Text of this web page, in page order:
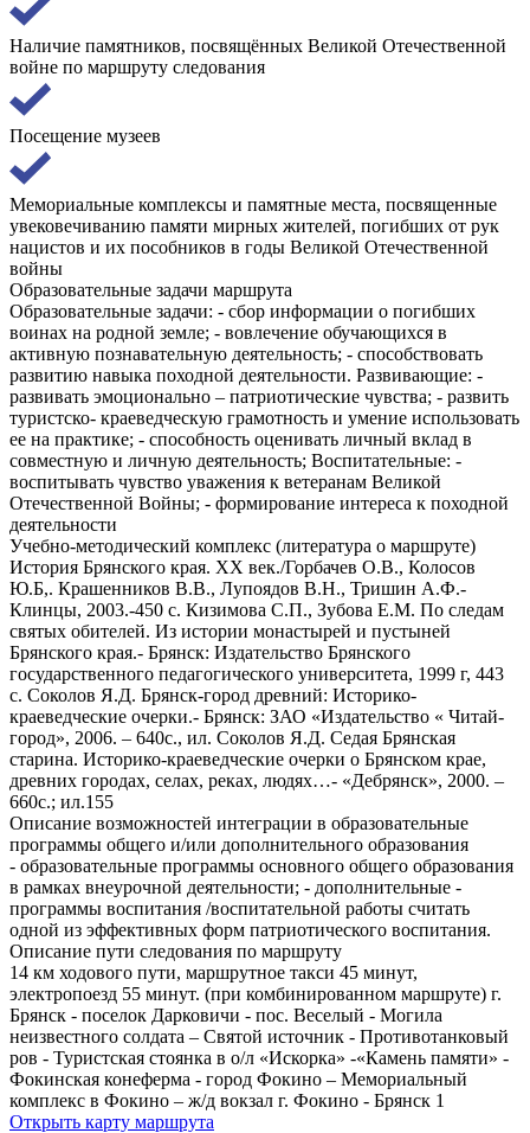
Наличие памятников, посвящённых Великой Отечественной
войне по маршруту следования
Посещение музеев
Мемориальные комплексы и памятные места, посвященные
увековечиванию памяти мирных жителей, погибших от рук
нацистов и их пособников в годы Великой Отечественной
войны
Образовательные задачи маршрута
Образовательные задачи: - сбор информации о погибших
воинах на родной земле; - вовлечение обучающихся в
активную познавательную деятельность; - способствовать
развитию навыка походной деятельности. Развивающие: -
развивать эмоционально – патриотические чувства; - развить
туристско- краеведческую грамотность и умение использовать
ее на практике; - способность оценивать личный вклад в
совместную и личную деятельность; Воспитательные: -
воспитывать чувство уважения к ветеранам Великой
Отечественной Войны; - формирование интереса к походной
деятельности
Учебно-методический комплекс (литература о маршруте)
История Брянского края. ХХ век./Горбачев О.В., Колосов
Ю.Б,. Крашенников В.В., Лупоядов В.Н., Тришин А.Ф.-
Клинцы, 2003.-450 с. Кизимова С.П., Зубова Е.М. По следам
святых обителей. Из истории монастырей и пустыней
Брянского края.- Брянск: Издательство Брянского
государственного педагогического университета, 1999 г, 443
с. Соколов Я.Д. Брянск-город древний: Историко-
краеведческие очерки.- Брянск: ЗАО «Издательство « Читай-
город», 2006. – 640с., ил. Соколов Я.Д. Седая Брянская
старина. Историко-краеведческие очерки о Брянском крае,
древних городах, селах, реках, людях…- «Дебрянск», 2000. –
660с.; ил.155
Описание возможностей интеграции в образовательные
программы общего и/или дополнительного образования
- образовательные программы основного общего образования
в рамках внеурочной деятельности; - дополнительные -
программы воспитания /воспитательной работы считать
одной из эффективных форм патриотического воспитания.
Описание пути следования по маршруту
14 км ходового пути, маршрутное такси 45 минут,
электропоезд 55 минут. (при комбинированном маршруте) г.
Брянск - поселок Дарковичи - пос. Веселый - Могила
неизвестного солдата – Святой источник - Противотанковый
ров - Туристская стоянка в о/л «Искорка» -«Камень памяти» -
Фокинская конеферма - город Фокино – Мемориальный
комплекс в Фокино – ж/д вокзал г. Фокино - Брянск 1
Открыть карту маршрута